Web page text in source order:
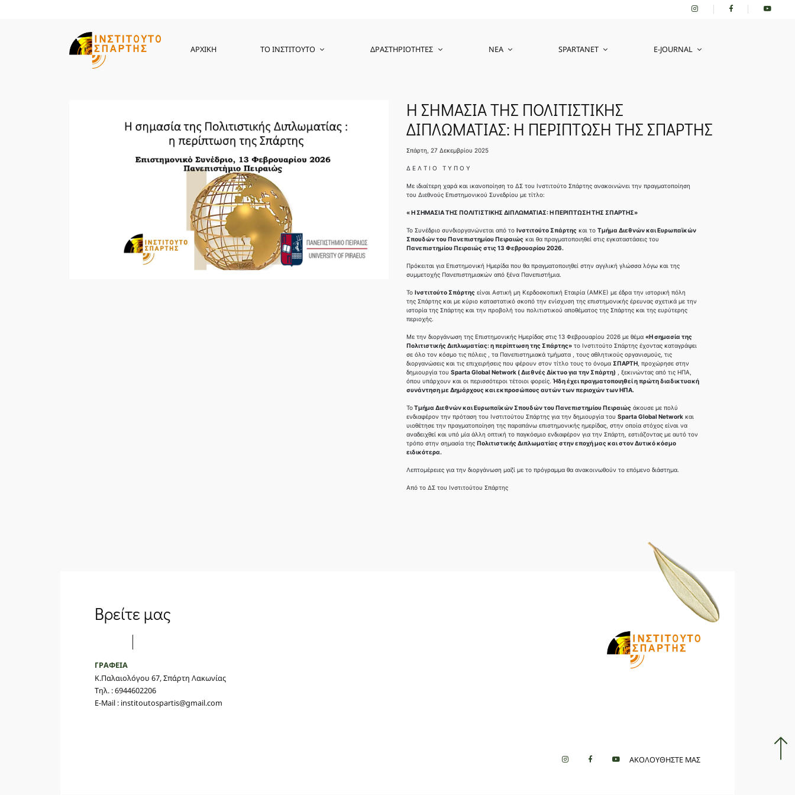
ΑΡΧΙΚΗ ΤΟ ΙΝΣΤΙΤΟΎΤΟ ΔΡΑΣΤΗΡΙΌΤΗΤΕΣ ΝΈΑ SPARTANET E-JOURNAL
Η ΣΗΜΑΣΙΑ ΤΗΣ ΠΟΛΙΤΙΣΤΙΚΗΣ
ΔΙΠΛΩΜΑΤΙΑΣ: Η ΠΕΡΙΠΤΩΣΗ ΤΗΣ ΣΠΑΡΤΗΣ
Σπάρτη, 27 Δεκεμβρίου 2025
Δ Ε Λ Τ Ι Ο Τ Υ Π Ο Υ
Με ιδιαίτερη χαρά και ικανοποίηση το ΔΣ του Ινστιτούτο Σπάρτης ανακοινώνει την πραγματοποίηση
του Διεθνούς Επιστημονικού Συνεδρίου με τίτλο:
« Η ΣΗΜΑΣΙΑ ΤΗΣ ΠΟΛΙΤΙΣΤΙΚΗΣ ΔΙΠΛΩΜΑΤΙΑΣ: Η ΠΕΡΙΠΤΩΣΗ ΤΗΣ ΣΠΑΡΤΗΣ»
Το Συνέδριο συνδιοργανώνεται από το Ινστιτούτο Σπάρτης και το Τμήμα Διεθνών και Ευρωπαϊκών
Σπουδών του Πανεπιστημίου Πειραιώς και θα πραγματοποιηθεί στις εγκαταστάσεις του
Πανεπιστημίου Πειραιώς στις 13 Φεβρουαρίου 2026.
Πρόκειται για Επιστημονική Ημερίδα που θα πραγματοποιηθεί στην αγγλική γλώσσα λόγω και της
συμμετοχής Πανεπιστημιακών από ξένα Πανεπιστήμια.
Το Ινστιτούτο Σπάρτης είναι Αστική μη Κερδοσκοπική Εταιρία (ΑΜΚΕ) με έδρα την ιστορική πόλη
της Σπάρτης και με κύριο καταστατικό σκοπό την ενίσχυση της επιστημονικής έρευνας σχετικά με την
ιστορία της Σπάρτης και την προβολή του πολιτιστικού αποθέματος της Σπάρτης και της ευρύτερης
περιοχής.
Με την διοργάνωση της Επιστημονικής Ημερίδας στις 13 Φεβρουαρίου 2026 με θέμα «Η σημασία της
Πολιτιστικής Διπλωματίας: η περίπτωση της Σπάρτης» το Ινστιτούτο Σπάρτης έχοντας καταγράψει
σε όλο τον κόσμο τις πόλεις , τα Πανεπιστημιακά τμήματα , τους αθλητικούς οργανισμούς, τις
διοργανώσεις και τις επιχειρήσεις που φέρουν στον τίτλο τους το όνομα ΣΠΑΡΤΗ , προχώρησε στην
δημιουργία του Sparta Global Network ( Διεθνές Δίκτυο για την Σπάρτη) , ξεκινώντας από τις ΗΠΑ,
όπου υπάρχουν και οι περισσότεροι τέτοιοι φορείς. Ήδη έχει πραγματοποιηθεί η πρώτη διαδικτυακή
συνάντηση με Δημάρχους και εκπροσώπους αυτών των περιοχών των ΗΠΑ.
ΤοΤμήμα Διεθνών και Ευρωπαϊκών Σπουδών του Πανεπιστημίου Πειραιώς άκουσε με πολύ
ενδιαφέρον την πρόταση του Ινστιτούτου Σπάρτης για την δημιουργία του Sparta Global Network και
υιοθέτησε την πραγματοποίηση της παραπάνω επιστημονικής ημερίδας, στην οποία στόχος είναι να
αναδειχθεί και υπό μία άλλη οπτική το παγκόσμιο ενδιαφέρον για την Σπάρτη, εστιάζοντας με αυτό τον
τρόπο στην σημασία της Πολιτιστικής Διπλωματίας στην εποχή μας και στον Δυτικό κόσμο
ειδικότερα.
Λεπτομέρειες για την διοργάνωση μαζί με το πρόγραμμα θα ανακοινωθούν το επόμενο διάστημα.
Από το ΔΣ του Ινστιτούτου Σπάρτης
Βρείτε μας
ΓΡΑΦΕΙΑ
Κ.Παλαιολόγου 67, Σπάρτη Λακωνίας
Τηλ. : 6944602206
E-Mail : institoutospartis@gmail.com
ΑΚΟΛΟΥΘΗΣΤΕ ΜΑΣ